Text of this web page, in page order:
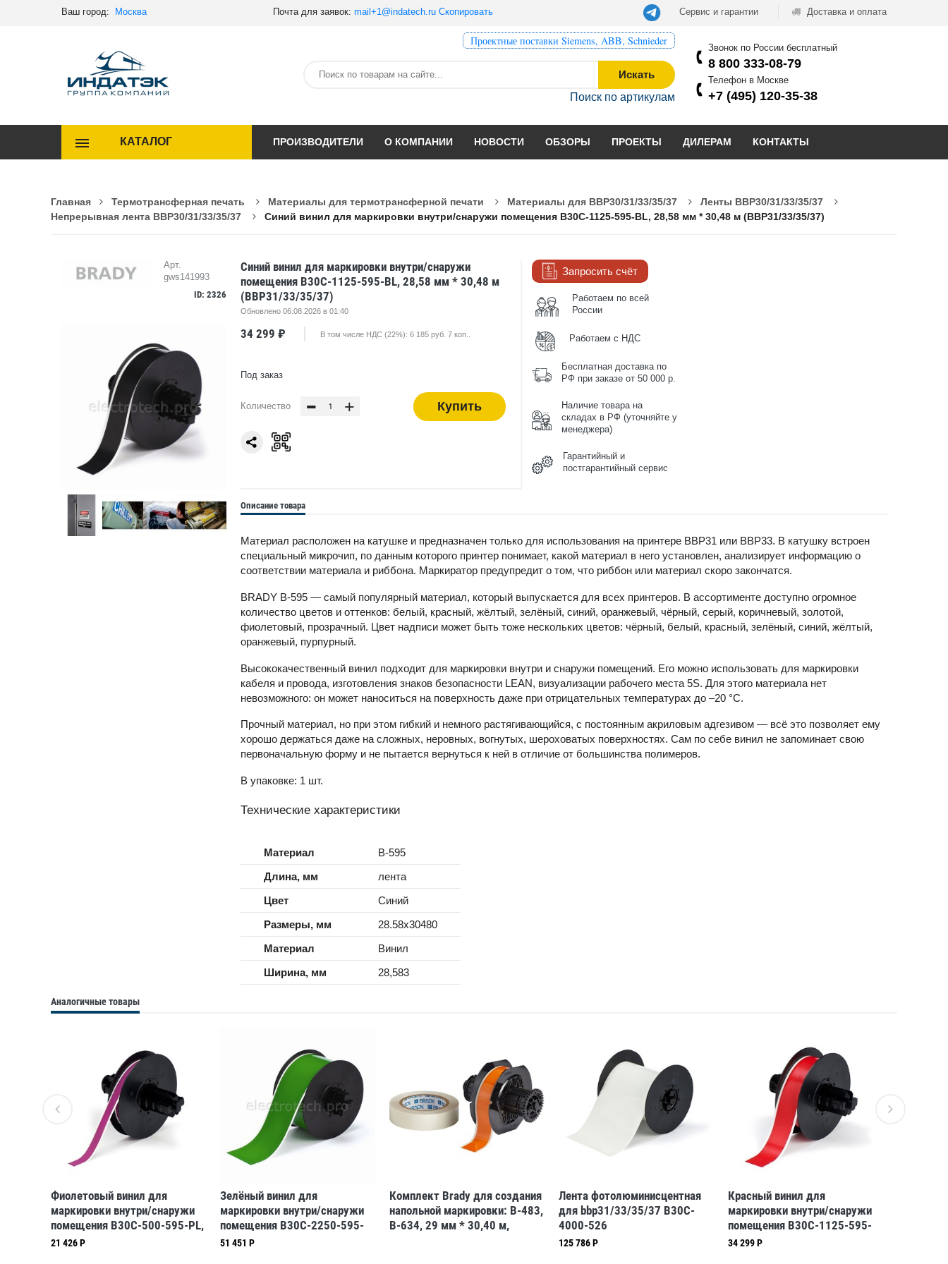
Ваш город: Москва Почта для заявок: mail+1@indatech.ru Скопировать Сервис и гарантии Доставка и оплата
Проектные поставки Siemens, ABB, Schnieder
Искать
Поиск по артикулам
Звонок по России бесплатный
8 800 333-08-79
Телефон в Москве
+7 (495) 120-35-38
КАТАЛОГ ПРОИЗВОДИТЕЛИ О КОМПАНИИ НОВОСТИ ОБЗОРЫ ПРОЕКТЫ ДИЛЕРАМ КОНТАКТЫ
Главная Термотрансферная печать Материалы для термотрансферной печати Материалы для BBP30/31/33/35/37
Ленты BBP30/31/33/35/37
Непрерывная лента BBP30/31/33/35/37
Синий винил для маркировки внутри/снаружи помещения B30C-1125-595-BL, 28,58 мм * 30,48 м (BBP31/33/35/37)
Арт.
gws141993
ID: 2326
Синий винил для маркировки внутри/снаружи
помещения B30C-1125-595-BL, 28,58 мм * 30,48 м
(BBP31/33/35/37)
Обновлено 06.08.2026 в 01:40
34 299 ₽ В том числе НДС (22%): 6 185 руб. 7 коп..
Под заказ
Количество - + Купить
Запросить счёт
Работаем по всей
России
Работаем с НДС
Бесплатная доставка по
РФ при заказе от 50 000 р.
Наличие товара на
складах в РФ (уточняйте у
менеджера)
Гарантийный и
постгарантийный сервис
Описание товара
Материал расположен на катушке и предназначен только для использования на принтере BBP31 или BBP33. В катушку встроен
специальный микрочип, по данным которого принтер понимает, какой материал в него установлен, анализирует информацию о
соответствии материала и риббона. Маркиратор предупредит о том, что риббон или материал скоро закончатся.
BRADY B-595 — самый популярный материал, который выпускается для всех принтеров. В ассортименте доступно огромное
количество цветов и оттенков: белый, красный, жёлтый, зелёный, синий, оранжевый, чёрный, серый, коричневый, золотой,
фиолетовый, прозрачный. Цвет надписи может быть тоже нескольких цветов: чёрный, белый, красный, зелёный, синий, жёлтый,
оранжевый, пурпурный.
Высококачественный винил подходит для маркировки внутри и снаружи помещений. Его можно использовать для маркировки
кабеля и провода, изготовления знаков безопасности LEAN, визуализации рабочего места 5S. Для этого материала нет
невозможного: он может наноситься на поверхность даже при отрицательных температурах до –20 °С.
Прочный материал, но при этом гибкий и немного растягивающийся, с постоянным акриловым адгезивом — всё это позволяет ему
хорошо держаться даже на сложных, неровных, вогнутых, шероховатых поверхностях. Сам по себе винил не запоминает свою
первоначальную форму и не пытается вернуться к ней в отличие от большинства полимеров.
В упаковке: 1 шт.
Технические характеристики
Материал
B-595
Длина, мм
лента
Цвет
Синий
Размеры, мм
28.58x30480
Материал
Винил
Ширина, мм
28,583
Аналогичные товары
Фиолетовый винил для
маркировки внутри/снаружи
помещения B30C-500-595-PL,
12,7 мм * 30,48 м
21 426 Р
Зелёный винил для
маркировки внутри/снаружи
помещения B30C-2250-595-
GN, 57,15 мм * 30,48 м
51 451 Р
Комплект Brady для создания
напольной маркировки: B-483,
B-634, 29 мм * 30,40 м,
Лента фотолюминисцентная
для bbp31/33/35/37 B30C-
4000-526
125 786 Р
Красный винил для
маркировки внутри/снаружи
помещения B30C-1125-595-
RD, 28,58 мм * 30,48 м
34 299 Р